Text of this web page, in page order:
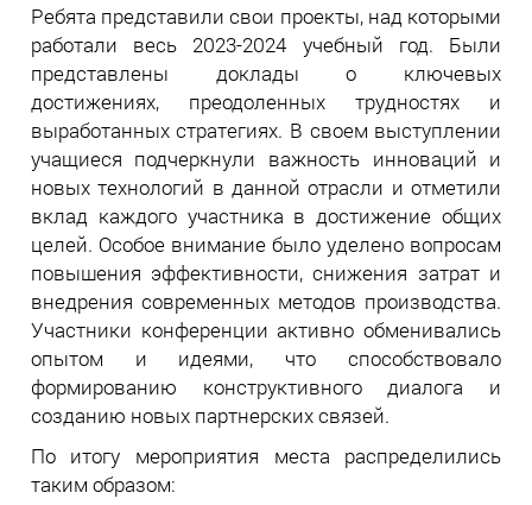
Ребята представили свои проекты, над которыми
работали весь 2023-2024 учебный год. Были
представлены доклады о ключевых
достижениях, преодоленных трудностях и
выработанных стратегиях. В своем выступлении
учащиеся подчеркнули важность инноваций и
новых технологий в данной отрасли и отметили
вклад каждого участника в достижение общих
целей. Особое внимание было уделено вопросам
повышения эффективности, снижения затрат и
внедрения современных методов производства.
Участники конференции активно обменивались
опытом и идеями, что способствовало
формированию конструктивного диалога и
созданию новых партнерских связей.
По итогу мероприятия места распределились
таким образом: